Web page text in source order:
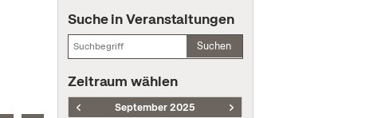
Suche in Veranstaltungen
Suchen
Zeitraum wählen
September 2025